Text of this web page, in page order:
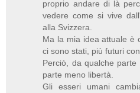
proprio andare di là
vedere come si vive
alla Svizzera.
Ma la mia idea attuale è
ci sono stati, più futuri
Perciò, da qualche
parte meno libertà.
Gli esseri umani